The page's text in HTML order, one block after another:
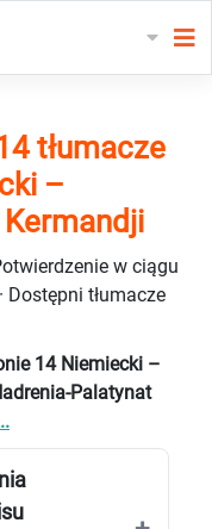
tłumacze
–
w ciągu
Dostępni tłumacze
14 Niemiecki –
Palatynat